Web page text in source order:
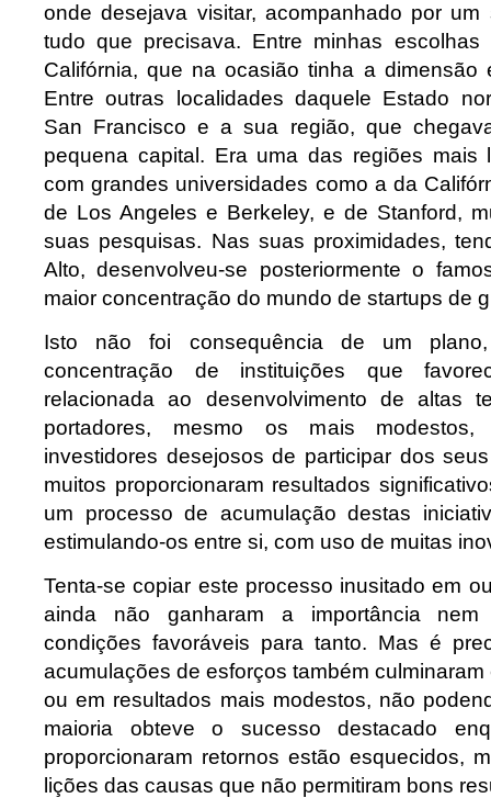
onde desejava visitar, acompanhado por um
tudo que precisava. Entre minhas
Califórnia, que na ocasião tinha a dimensão
Entre outras localidades daquele Estado
San Francisco e a sua região, que
pequena capital. Era uma das regiões mais
com grandes universidades como a da
de Los Angeles e Berkeley, e de Stanford,
suas pesquisas. Nas suas proximidades,
Alto, desenvolveu-se posteriormente o
maior concentração do mundo de startups de
Isto não foi consequência de um
concentração de instituições que
relacionada ao desenvolvimento de altas
portadores, mesmo os mais modestos,
investidores desejosos de participar dos
muitos proporcionaram resultados
um processo de acumulação destas
estimulando-os entre si, com uso de muitas
Tenta-se copiar este processo inusitado em
ainda não ganharam a importância
condições favoráveis para tanto. Mas é
acumulações de esforços também
ou em resultados mais modestos, não
maioria obteve o sucesso destacado
proporcionaram retornos estão esquecidos,
lições das causas que não permitiram bons